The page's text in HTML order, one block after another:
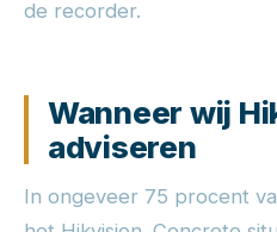
de recorder.
Wanneer wij
adviseren
In ongeveer 75 procent